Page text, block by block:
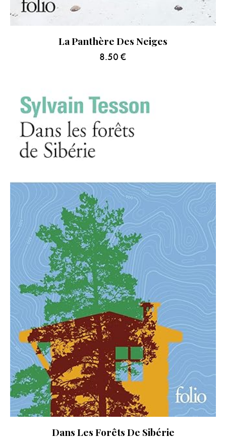
La Panthère Des Neiges
8.50 €
Dans Les Forêts De Sibérie